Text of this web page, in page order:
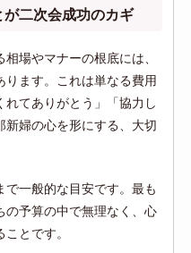
二次会成功のカギ
場やマナーの根底には、
ます。これは単なる費用
てありがとう」「協力し
新婦の心を形にする、大切
一般的な目安です。最も
の予算の中で無理なく、心
とです。